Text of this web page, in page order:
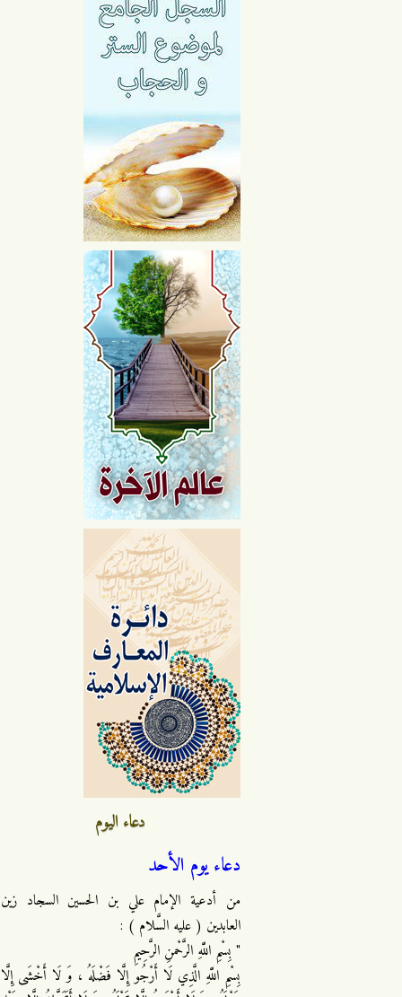
دعاء اليوم
دعاء يوم الأحد
من أدعية الإمام علي بن الحسين السجاد زين
العابدين ( عليه السَّلام ) :
" بِسْمِ اللَّهِ الرَّحْمنِ الرَّحِيمِ
بِسْمِ اللَّهِ الَّذِي لَا أَرْجُو إِلَّا فَضْلَهُ ، وَ لَا أَخْشَى إِلَّا